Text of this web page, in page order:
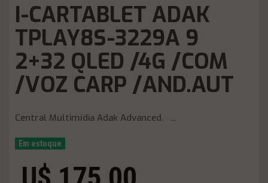
I-CARTABLET ADAK
TPLAY8S-3229A 9
2+32 QLED /4G /COM
/VOZ CARP /AND.AUT
Central Multimídia Adak Advanced. ...
Em estoque